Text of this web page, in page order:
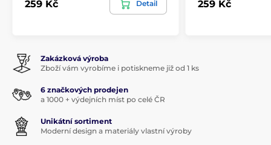
259 Kč Detail 259 Kč
Zakázková výroba
Zboží vám vyrobíme i potiskneme již od 1 ks
6 značkových prodejen
a 1000 + výdejních míst po celé ČR
Unikátní sortiment
Moderní design a materiály vlastní výroby